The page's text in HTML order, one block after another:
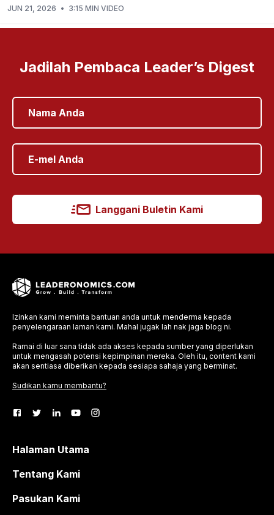
JUN 21, 2026 • 3:15 MIN VIDEO
Jadilah Pembaca Leader’s Digest
Langgani Buletin Kami
Izinkan kami meminta bantuan anda untuk menderma kepada
penyelengaraan laman kami. Mahal jugak lah nak jaga blog ni.
Ramai di luar sana tidak ada akses kepada sumber yang diperlukan
untuk mengasah potensi kepimpinan mereka. Oleh itu, content kami
akan sentiasa diberikan kepada sesiapa sahaja yang berminat.
Sudikan kamu membantu?
Halaman Utama
Tentang Kami
Pasukan Kami